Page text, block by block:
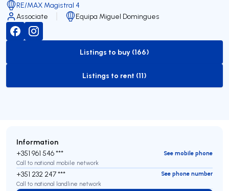
RE/MAX Magistral 4
Associate
Equipa Miguel Domingues
to-buy-listing
Listings to buy (166)
to-rent-listing
Listings to rent (11)
Information
+351 961 546 ***
See mobile phone
Call to national mobile network
+351 232 247 ***
See phone number
Call to national landline network